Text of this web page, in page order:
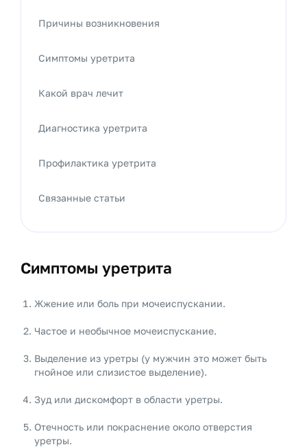
Симптомы уретрита
Жжение или боль при мочеиспускании.
Частое и необычное мочеиспускание.
Выделение из уретры (у мужчин это может быть
гнойное или слизистое выделение).
Зуд или дискомфорт в области уретры.
Отечность или покраснение около отверстия
уретры.
Причины возникновения
Симптомы уретрита
Какой врач лечит
Диагностика уретрита
Профилактика уретрита
Связанные статьи